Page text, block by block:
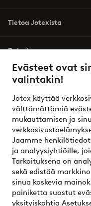
Evästeet ovat
valintakin!
Jotex käyttää
välttämättömiä
mukauttamisen ja
Jaamme
ja analyysiyhtiöille,
Tarkoituksena on
sekä edistää
sinua koskevia
painiketta suostut
yksityiskohtia
Tietoa Jotexista
Palvelumme
Ehdot
Ystävät
Turvalliset
Haluatko tietää